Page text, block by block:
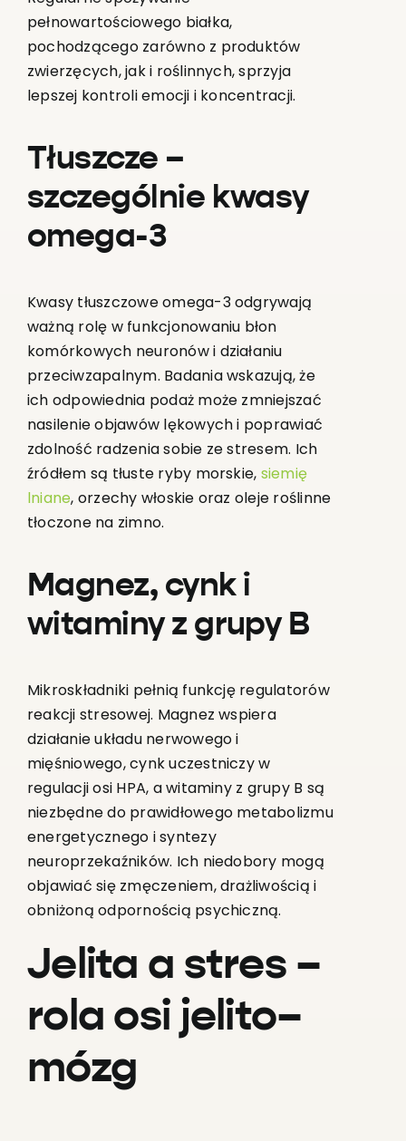
pełnowartościowego białka,
pochodzącego zarówno z produktów
zwierzęcych, jak i roślinnych, sprzyja
lepszej kontroli emocji i koncentracji.
Tłuszcze –
szczególnie kwasy
omega-3
Kwasy tłuszczowe omega-3 odgrywają
ważną rolę w funkcjonowaniu błon
komórkowych neuronów i działaniu
przeciwzapalnym. Badania wskazują, że
ich odpowiednia podaż może zmniejszać
nasilenie objawów lękowych i poprawiać
zdolność radzenia sobie ze stresem. Ich
źródłem są tłuste ryby morskie, siemię
lniane, orzechy włoskie oraz oleje roślinne
tłoczone na zimno.
Magnez, cynk i
witaminy z grupy B
Mikroskładniki pełnią funkcję regulatorów
reakcji stresowej. Magnez wspiera
działanie układu nerwowego i
mięśniowego, cynk uczestniczy w
regulacji osi HPA, a witaminy z grupy B są
niezbędne do prawidłowego metabolizmu
energetycznego i syntezy
neuroprzekaźników. Ich niedobory mogą
objawiać się zmęczeniem, drażliwością i
obniżoną odpornością psychiczną.
Jelita a stres –
rola osi jelito–
mózg